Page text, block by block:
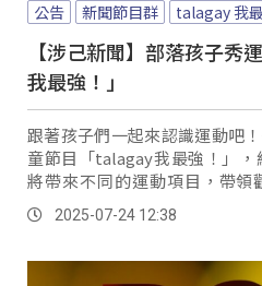
公告 新聞節目群 talagay 我
【涉己新聞】部落孩子
我最強！」
跟著孩子們一起來認識運動吧
童節目「talagay我最強！」
將帶來不同的運動項目，帶領
巧，理解每一項運動背後所蘊
育的迷思與恐懼，與小朋友們
2025-07-24 12:38